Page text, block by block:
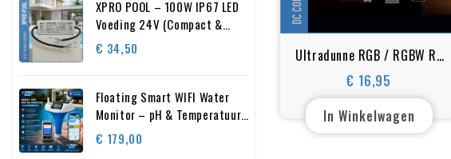
XPRO POOL – 100W IP67 LED
Voeding 24V (Compact &
Waterdicht)
€ 34,50
Floating Smart WIFI Water
Monitor – pH & Temperatuur
Meter – Solar + Lithium
Opladen – 2 in 1 Zwembad
€ 179,00
Ultradunne RGB / RGBW RF
Afstandsbediening – Touch
Wheel LED Dimmer 12V
Draadloze Controller
€ 16,95
Prijs
In Winkelwagen